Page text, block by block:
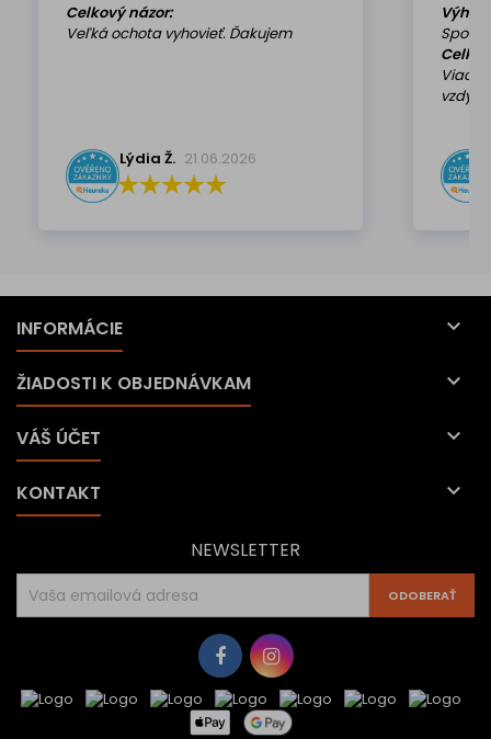
Celkový názor:
Veľká ochota vyhovieť. Ďakujem
Lýdia Ž. 21.06.2026
vzdy k
INFORMÁCIE 
ŽIADOSTI K OBJEDNÁVKAM 
VÁŠ ÚČET 
KONTAKT 
NEWSLETTER